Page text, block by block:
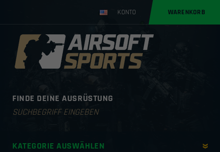
KONTO WARENKORB
FINDE DEINE AUSRÜSTUNG
Products
KATEGORIE AUSWÄHLEN